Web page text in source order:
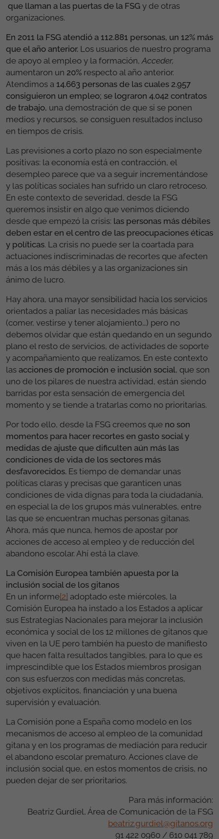
que llaman a las puertas de la FSG y de otras
organizaciones.
En 2011 la FSG atendió a 112.881 personas, un 12% más
que el año anterior. Los usuarios de nuestro programa
de apoyo al empleo y la formación, Acceder,
aumentaron un 20% respecto al año anterior.
Atendimos a 14.663 personas de las cuales 2.957
consiguieron un empleo; se lograron 4.042 contratos
de trabajo, una demostración de que si se ponen
medios y recursos, se consiguen resultados incluso
en tiempos de crisis.
Las previsiones a corto plazo no son especialmente
positivas: la economía está en contracción, el
desempleo parece que va a seguir incrementándose
y las políticas sociales han sufrido un claro retroceso.
En este contexto de severidad, desde la FSG
queremos insistir en algo que venimos diciendo
desde que empezó la crisis: las personas más débiles
deben estar en el centro de las preocupaciones éticas
y políticas. La crisis no puede ser la coartada para
actuaciones indiscriminadas de recortes que afecten
más a los más débiles y a las organizaciones sin
ánimo de lucro.
Hay ahora, una mayor sensibilidad hacia los servicios
orientados a paliar las necesidades más básicas
(comer, vestirse y tener alojamiento…) pero no
debemos olvidar que están quedando en un segundo
plano el resto de servicios, de actividades de soporte
y acompañamiento que realizamos. En este contexto
las acciones de promoción e inclusión social, que son
uno de los pilares de nuestra actividad, están siendo
barridas por esta sensación de emergencia del
momento y se tiende a tratarlas como no prioritarias.
Por todo ello, desde la FSG creemos que no son
momentos para hacer recortes en gasto social y
medidas de ajuste que dificulten aún más las
condiciones de vida de los sectores más
desfavorecidos. Es tiempo de demandar unas
políticas claras y precisas que garanticen unas
condiciones de vida dignas para toda la ciudadanía,
en especial la de los grupos más vulnerables, entre
las que se encuentran muchas personas gitanas.
Ahora, más que nunca, hemos de apostar por
acciones de acceso al empleo y de reducción del
abandono escolar. Ahí está la clave.
La Comisión Europea también apuesta por la
inclusión social de los gitanos
En un informe[2] adoptado este miércoles, la
Comisión Europea ha instado a los Estados a aplicar
sus Estrategias Nacionales para mejorar la inclusión
económica y social de los 12 millones de gitanos que
viven en la UE pero también ha puesto de manifiesto
que hacen falta resultados tangibles, para lo que es
imprescindible que los Estados miembros prosigan
con sus esfuerzos con medidas más concretas,
objetivos explícitos, financiación y una buena
supervisión y evaluación.
La Comisión pone a España como modelo en los
mecanismos de acceso al empleo de la comunidad
gitana y en los programas de mediación para reducir
el abandono escolar prematuro. Acciones clave de
inclusión social que, en estos momentos de crisis, no
pueden dejar de ser prioritarios.
Para más información:
Beatriz Gurdiel, Área de Comunicación de la FSG
beatriz.gurdiel@gitanos.org
91 422 0960 / 610 041 789